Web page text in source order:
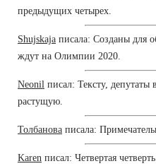
предыдущих четырех.
Shujskaja писала: Созданы для
ждут на Олимпии 2020.
Neonil писал: Тексту,
растущую.
Толбанова писала:
Karen писал: Четвертая